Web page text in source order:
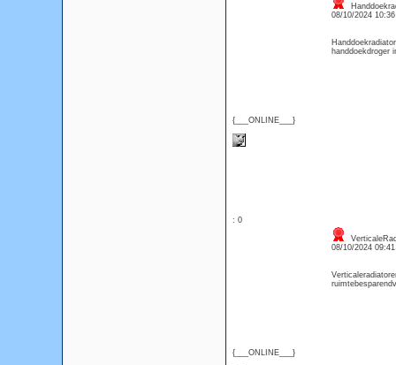
{___ONLINE___}
08/10/2024
: 0
{___ONLINE___}
08/10/2024